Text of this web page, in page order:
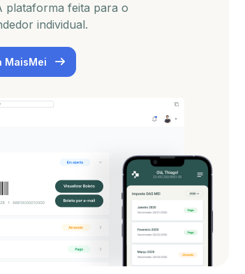
plataforma feita para o
individual.
MaisMei